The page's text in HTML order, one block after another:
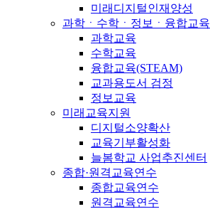
미래디지털인재양성
과학ㆍ수학ㆍ정보ㆍ융합교육
과학교육
수학교육
융합교육(STEAM)
교과용도서 검정
정보교육
미래교육지원
디지털소양확산
교육기부활성화
늘봄학교 사업추진센터
종합·원격교육연수
종합교육연수
원격교육연수